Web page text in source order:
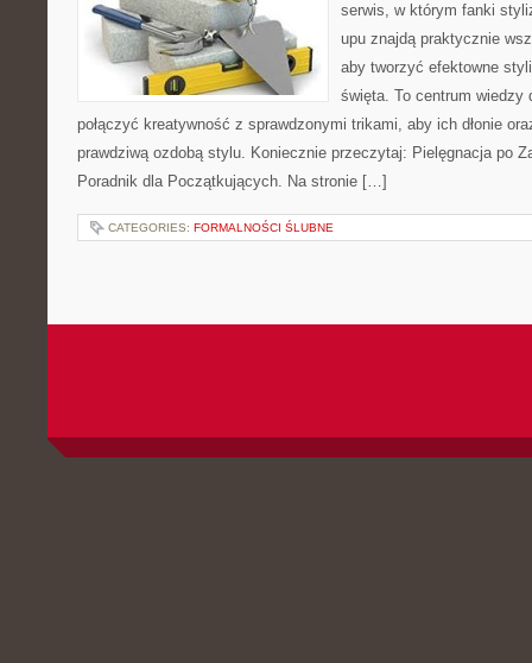
serwis, w którym fanki
upu znajdą praktycznie
aby tworzyć efektowne
święta. To centrum wiedzy
połączyć kreatywność z sprawdzonymi trikami, aby ich dłonie
prawdziwą ozdobą stylu. Koniecznie przeczytaj: Pielęgnacja po
Poradnik dla Początkujących. Na stronie […]
CATEGORIES: FORMALNOŚCI ŚLUBNE